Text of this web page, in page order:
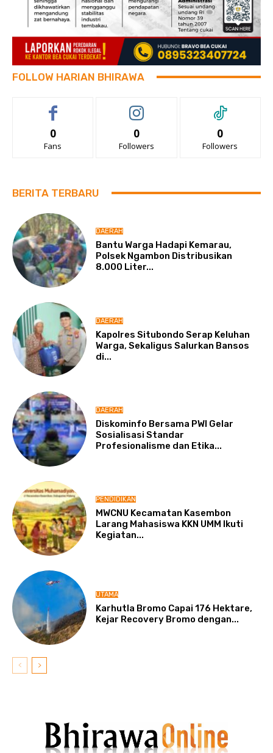
FOLLOW HARIAN BHIRAWA
0
Fans
0
Followers
0
Followers
BERITA TERBARU
DAERAH
Bantu Warga Hadapi Kemarau,
Polsek Ngambon Distribusikan
8.000 Liter...
DAERAH
Kapolres Situbondo Serap Keluhan
Warga, Sekaligus Salurkan Bansos
di...
DAERAH
Diskominfo Bersama PWI Gelar
Sosialisasi Standar
Profesionalisme dan Etika...
PENDIDIKAN
MWCNU Kecamatan Kasembon
Larang Mahasiswa KKN UMM Ikuti
Kegiatan...
UTAMA
Karhutla Bromo Capai 176 Hektare,
Kejar Recovery Bromo dengan...